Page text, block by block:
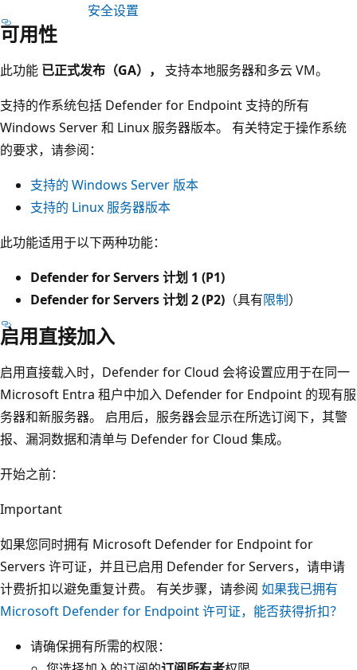
安全设置
可用性
此功能 已正式发布（GA），
支持本地服务器和多云 VM。
支持的作系统包括 Defender for Endpoint 支持的所有
Windows Server 和 Linux 服务器版本。 有关特定于操作系统
的要求，请参阅：
支持的 Windows Server 版本
支持的 Linux 服务器版本
此功能适用于以下两种功能：
Defender for Servers 计划 1 (P1)
Defender for Servers 计划 2 (P2) （具有限制）
启用直接加入
启用直接载入时，Defender for Cloud 会将设置应用于在同一
Microsoft Entra 租户中加入 Defender for Endpoint 的现有服
务器和新服务器。 启用后，服务器会显示在所选订阅下，其警
报、漏洞数据和清单与 Defender for Cloud 集成。
开始之前：
Important
如果您同时拥有 Microsoft Defender for Endpoint for
Servers 许可证，并且已启用 Defender for Servers，请申请
计费折扣以避免重复计费。 有关步骤，请参阅 如果我已拥有
Microsoft Defender for Endpoint 许可证，能否获得折扣？
请确保拥有所需的权限：